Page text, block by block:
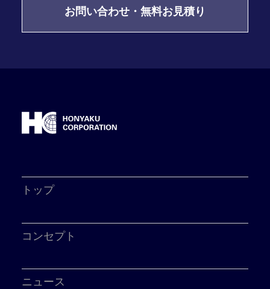
お問い合わせ・無料お見積り
トップ
コンセプト
ニュース